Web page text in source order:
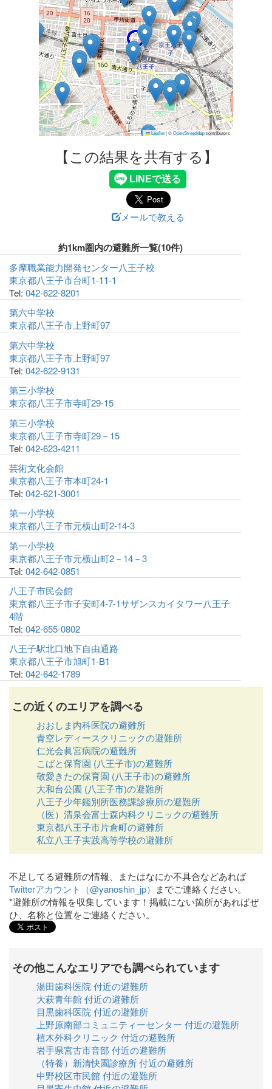
Leaflet|©OpenStreetMapcontributors
【この結果を共有する】
メールで教える
約1km圏内の避難所一覧(10件)
多摩職業能力開発センター八王子校
東京都八王子市台町1-11-1
Tel: 042-622-8201
第六中学校
東京都八王子市上野町97
第六中学校
東京都八王子市上野町97
Tel: 042-622-9131
第三小学校
東京都八王子市寺町29-15
第三小学校
東京都八王子市寺町29－15
Tel: 042-623-4211
芸術文化会館
東京都八王子市本町24-1
Tel: 042-621-3001
第一小学校
東京都八王子市元横山町2-14-3
第一小学校
東京都八王子市元横山町2－14－3
Tel: 042-642-0851
八王子市民会館
東京都八王子市子安町4-7-1サザンスカイタワー八王子
4階
Tel: 042-655-0802
八王子駅北口地下自由通路
東京都八王子市旭町1-B1
Tel: 042-642-1789
この近くのエリアを調べる
おおしま内科医院の避難所
青空レディースクリニックの避難所
仁光会眞宮病院の避難所
こばと保育園 (八王子市)の避難所
敬愛きたの保育園 (八王子市)の避難所
大和台公園 (八王子市)の避難所
八王子少年鑑別所医務課診療所の避難所
（医）清泉会富士森内科クリニックの避難所
東京都八王子市片倉町の避難所
私立八王子実践高等学校の避難所
不足してる避難所の情報、またはなにか不具合などあれば
Twitterアカウント（@yanoshin_jp） までご連絡ください。
*避難所の情報を収集しています！掲載にない箇所があればぜ
ひ、名称と位置をご連絡ください。
その他こんなエリアでも調べられています
湯田歯科医院 付近の避難所
大萩青年館 付近の避難所
目黒歯科医院 付近の避難所
上野原南部コミュニティーセンター 付近の避難所
植木外科クリニック 付近の避難所
岩手県宮古市音部 付近の避難所
（特養）新清快園診療所 付近の避難所
中野校区市民館 付近の避難所